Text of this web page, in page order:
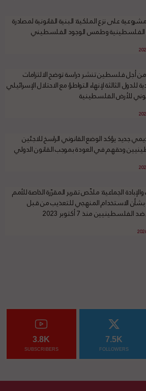
على نزع الملكية: البنية القانونية لمصادرة
الفلسطينية وطمس الوجود الفلسطيني
من أجل فلسطين تنشر دراسة توضح الالتزامات
للدول الثالثة لإنهاء التواطؤ مع الاحتلال الإسرائيلي
للأرض الفلسطينية
جديد يؤكد الوضع القانوني الراسخ للاجئين
وحقهم في العودة بموجب القانون الدولي
الجماعية: ملخّص تقرير المقرّرة الخاصة للأمم
بشأن الاستخدام المنهجي للتعذيب من قبل
منذ 7 أكتوبر 2023
7.5K
FOLLOWERS
3.8K
SUBSCRIBERS